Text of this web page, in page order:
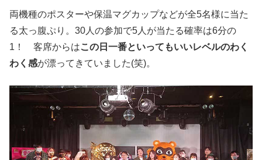
両機種のポスターや保温マグカップなどが全5名様に当た
る太っ腹ぷり。30人の参加で5人が当たる確率は6分の
1！ 客席からはこの日一番といってもいいレベルのわく
わく感が漂ってきていました(笑)。